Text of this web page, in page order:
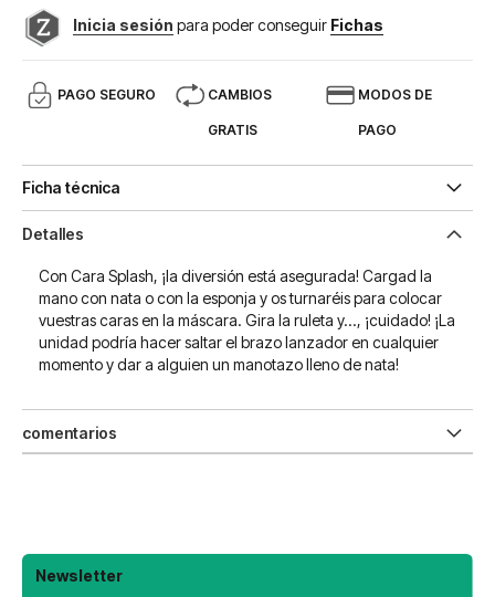
Inicia sesión para poder conseguir Fichas
PAGO SEGURO CAMBIOS
GRATIS
MODOS DE
PAGO
Ficha técnica
Detalles
Con Cara Splash, ¡la diversión está asegurada! Cargad la
mano con nata o con la esponja y os turnaréis para colocar
vuestras caras en la máscara. Gira la ruleta y..., ¡cuidado! ¡La
unidad podría hacer saltar el brazo lanzador en cualquier
momento y dar a alguien un manotazo lleno de nata!
comentarios
Newsletter